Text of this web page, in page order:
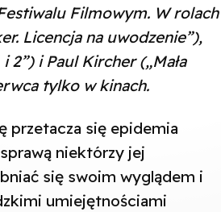
Filmowym. W rolach
Licencja na uwodzenie”),
2”) i Paul Kircher („Mała
tylko w kinach.
przetacza się epidemia
niektórzy jej
się swoim wyglądem i
umiejętnościami